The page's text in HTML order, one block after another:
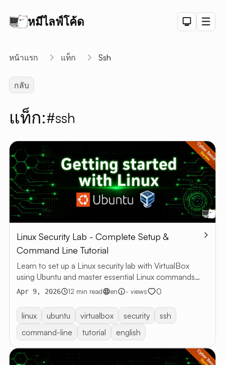
หมีไลฟ์โค้ด
DEMO
PET
CHART
DEMO
ลิงค์สั้น
บทค
ทั้งหมด
EN TH
Dark
หน้าแรก แท็ก Ssh
กลับ
แท็ก:#ssh
Linux Security Lab - Complete Setup &
Command Line Tutorial
Learn to set up a Linux security lab with VirtualBox
using Ubuntu and master essential Linux commands
through hands-on practice
Apr 9, 2026 12 min read en - views 0
linux ubuntu virtualbox security
ssh
command-line
tutorial english